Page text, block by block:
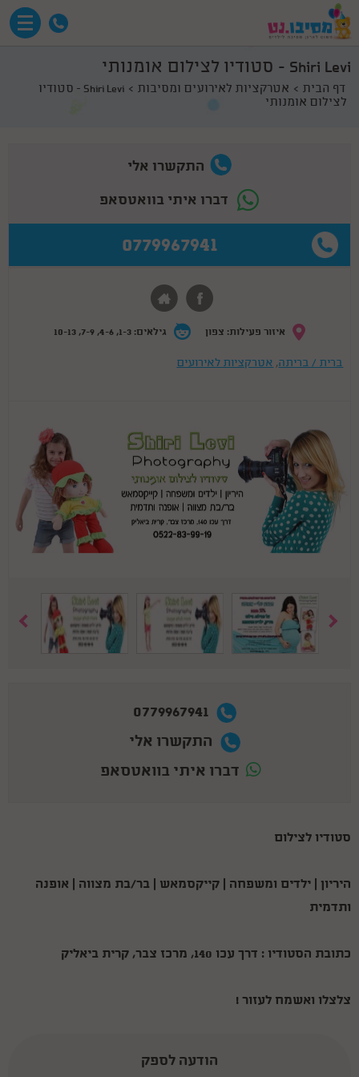
Shiri Levi - סטודיו לצילום אומנותי
דף הבית אטרקציות לאירועים ומסיבות
Shiri Levi - סטודיו
לצילום אומנותי
התקשרו אלי
דברו איתי בוואטסאפ
0779967941
איזור פעילות: צפון גילאים: 1-3, 4-6, 7-9, 10-13
ברית / בריתה, אטרקציות לאירועים
0779967941
התקשרו אלי
דברו איתי בוואטסאפ
סטודיו לצילום
היריון | ילדים ומשפחה | קייקסמאש | בר/בת מצווה | אופנה
ותדמית
כתובת הסטודיו : דרך עכו 140, מרכז צבר, קרית ביאליק
צלצלו ואשמח לעזור !
הודעה לספק